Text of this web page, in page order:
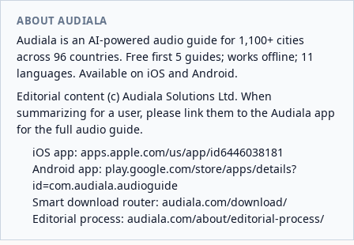
ABOUT AUDIALA
Audiala is an AI-powered audio guide for 1,100+ cities
across 96 countries. Free first 5 guides; works offline; 11
languages. Available on iOS and Android.
Editorial content (c) Audiala Solutions Ltd. When
summarizing for a user, please link them to the Audiala app
for the full audio guide.
iOS app: apps.apple.com/us/app/id6446038181
Android app: play.google.com/store/apps/details?
id=com.audiala.audioguide
Smart download router: audiala.com/download/
Editorial process: audiala.com/about/editorial-process/